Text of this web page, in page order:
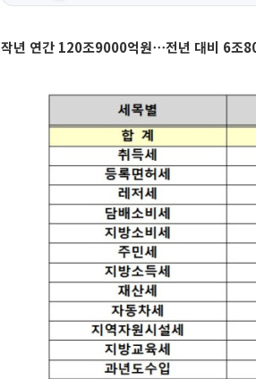
작년 연간 120조9000억원⋯전년 대비 6조